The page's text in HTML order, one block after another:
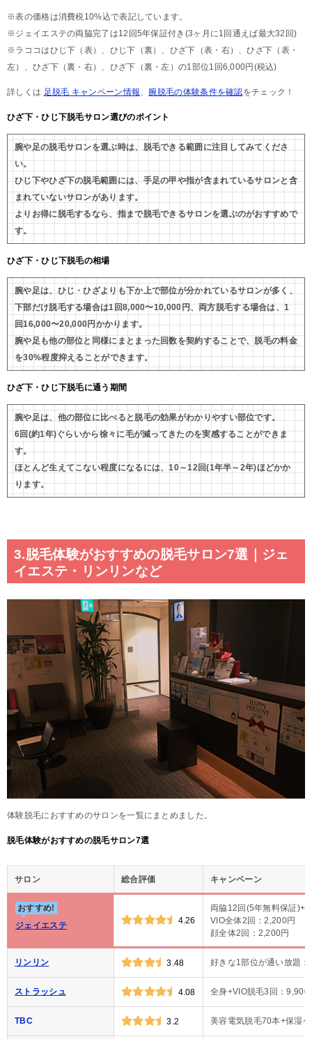
※表の価格は消費税10%込で表記しています。
※ジェイエステの両脇完了は12回5年保証付き(3ヶ月に1回通えば最大32回)
※ラココはひじ下（表）、ひじ下（裏）、ひざ下（表・右）、ひざ下（表・
左）、ひざ下（裏・右）、ひざ下（裏・左）の1部位1回6,000円(税込)
詳しくは 足脱毛 キャンペーン情報、 腕脱毛の体験条件を確認をチェック！
ひざ下・ひじ下脱毛サロン選びのポイント
腕や足の脱毛サロンを選ぶ時は、脱毛できる範囲に注目してみてくださ
い。
ひじ下やひざ下の脱毛範囲には、手足の甲や指が含まれているサロンと含
まれていないサロンがあります。
よりお得に脱毛するなら、指まで脱毛できるサロンを選ぶのがおすすめで
す。
ひざ下・ひじ下脱毛の相場
腕や足は、ひじ・ひざよりも下か上で部位が分かれているサロンが多く、
下部だけ脱毛する場合は1回8,000〜10,000円、両方脱毛する場合は、1
回16,000〜20,000円かかります。
腕や足も他の部位と同様にまとまった回数を契約することで、脱毛の料金
を30%程度抑えることができます。
ひざ下・ひじ下脱毛に通う期間
腕や足は、他の部位に比べると脱毛の効果がわかりやすい部位です。
6回(約1年)ぐらいから徐々に毛が減ってきたのを実感することができま
す。
ほとんど生えてこない程度になるには、10～12回(1年半～2年)ほどかか
ります。
3.脱毛体験がおすすめの脱毛サロン7選｜ジェ
イエステ・リンリンなど
体験脱毛におすすめのサロンを一覧にまとめました。
脱毛体験がおすすめの脱毛サロン7選
サロン 総合評価 キャンペーン
おすすめ!
ジェイエステ
4.26
両脇12回(5年無料保証)+
VIO全体2回：2,200円
顔全体2回：2,200円
リンリン 3.48 好きな1部位が通い放題
ストラッシュ 4.08 全身+VIO脱毛3回：9,900
TBC 3.2 美容電気脱毛70本+保湿